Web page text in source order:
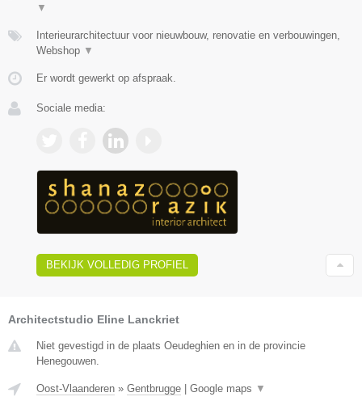
▼
Interieurarchitectuur voor nieuwbouw, renovatie en verbouwingen,
Webshop ▼
Er wordt gewerkt op afspraak.
Sociale media:
BEKIJK VOLLEDIG PROFIEL
Architectstudio Eline Lanckriet
Niet gevestigd in de plaats Oeudeghien en in de provincie
Henegouwen.
Oost-Vlaanderen » Gentbrugge Google maps ▼